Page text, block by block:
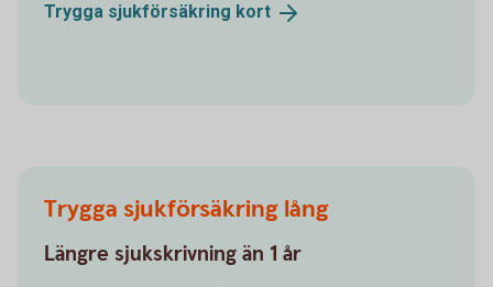
Trygga sjukförsäkring kort
Trygga sjukförsäkring lång
Längre sjukskrivning än 1 år